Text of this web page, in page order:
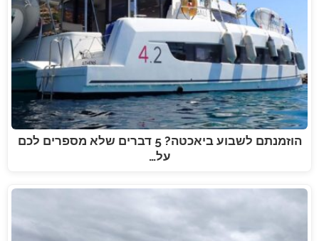
הוזמנתם לשבוע ביאכטה? 5 דברים שלא מספרים לכם
על…